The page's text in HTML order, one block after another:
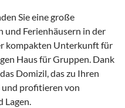
Sie eine große
und Ferienhäusern in der
kompakten Unterkunft für
Haus für Gruppen. Dank
Domizil, das zu Ihren
und profitieren von
Lagen.